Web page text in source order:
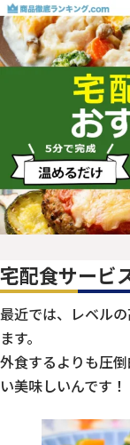
宅配食サービ
最近では、レベル
ます。
外食するよりも圧
い美味しいんです！